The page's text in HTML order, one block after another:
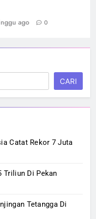
ago 0
CARI
Catat Rekor 7 Juta
Triliun Di Pekan
Tetangga Di